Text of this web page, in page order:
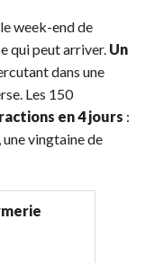
week-end de
qui peut arriver. Un
dans une
Les 150
en 4 jours :
vingtaine de